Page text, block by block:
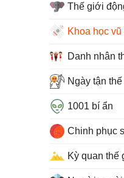
Thế giới
Khoa học vũ
Danh nhân
Ngày tận thế
1001 bí ẩn
Chinh phục
Kỳ quan thế